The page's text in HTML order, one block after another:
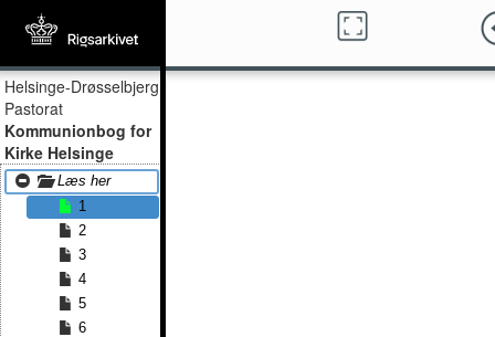
Helsinge-Drøsselbjerg
Pastorat
Kommunionbog for
Kirke Helsinge
Læs her
1
2
3
4
5
6